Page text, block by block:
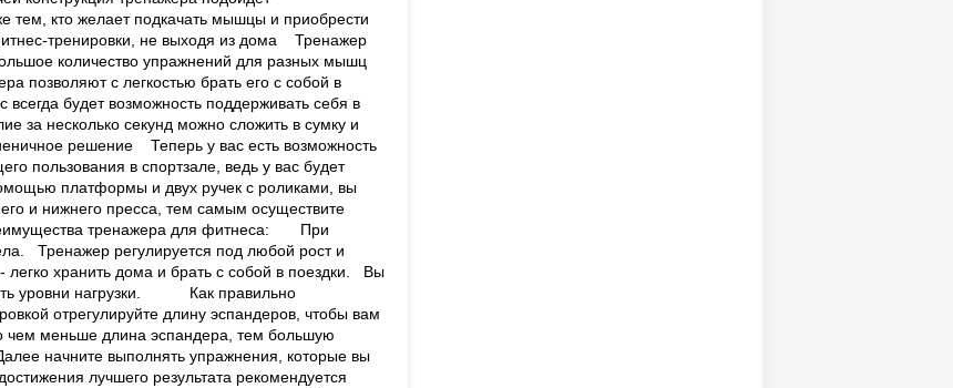
тем, кто желает подкачать мышцы и приобрести
тренировки, не выходя из дома Тренажер
количество упражнений для разных мышц
с легкостью брать его с собой в
всегда будет возможность поддерживать себя в
несколько секунд можно сложить в сумку и
решение Теперь у вас есть возможность
пользования в спортзале, ведь у вас будет
платформы и двух ручек с роликами, вы
и нижнего пресса, тем самым осуществите
тренажера для фитнеса: При
Тренажер регулируется под любой рост и
легко хранить дома и брать с собой в поездки. Вы
уровни нагрузки. Как правильно
отрегулируйте длину эспандеров, чтобы вам
меньше длина эспандера, тем большую
начните выполнять упражнения, которые вы
лучшего результата рекомендуется